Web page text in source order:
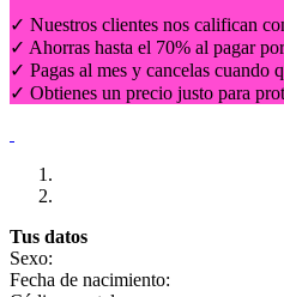
✓ Nuestros clientes nos califican
✓ Ahorras hasta el 70% al pagar
✓ Pagas al mes y cancelas cuando
✓ Obtienes un precio justo para
Tus datos
Sexo:
Fecha de nacimiento: